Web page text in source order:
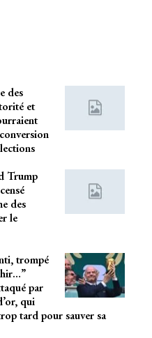
des
et
Trump
des
le
trompé
par
qui
tard pour sauver sa